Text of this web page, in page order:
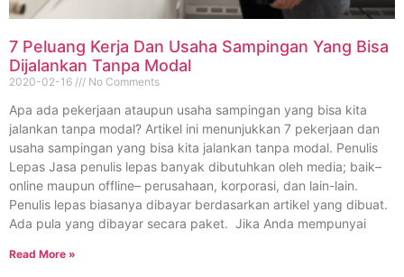
7 Peluang Kerja Dan Usaha Sampingan Yang Bisa
Dijalankan Tanpa Modal
2020-02-16 No Comments
Apa ada pekerjaan ataupun usaha sampingan yang bisa kita
jalankan tanpa modal? Artikel ini menunjukkan 7 pekerjaan dan
usaha sampingan yang bisa kita jalankan tanpa modal. Penulis
Lepas Jasa penulis lepas banyak dibutuhkan oleh media; baik–
online maupun offline– perusahaan, korporasi, dan lain-lain.
Penulis lepas biasanya dibayar berdasarkan artikel yang dibuat.
Ada pula yang dibayar secara paket. Jika Anda mempunyai
Read More »